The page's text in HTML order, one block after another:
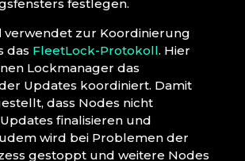
festlegen.
verwendet zur Koordinierung
das FleetLock-Protokoll. Hier
Lockmanager das
Updates koordiniert. Damit
dass Nodes nicht
finalisieren und
wird bei Problemen der
gestoppt und weitere Nodes